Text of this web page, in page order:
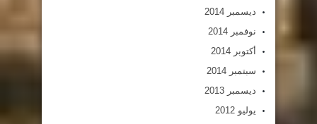
ديسمبر 2014
نوفمبر 2014
أكتوبر 2014
سبتمبر 2014
ديسمبر 2013
يوليو 2012